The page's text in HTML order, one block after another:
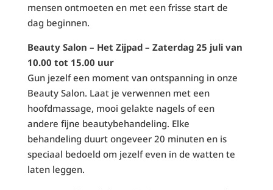
mensen ontmoeten en met een frisse start de
dag beginnen.
Beauty Salon – Het Zijpad – Zaterdag 25 juli van
10.00 tot 15.00 uur
Gun jezelf een moment van ontspanning in onze
Beauty Salon. Laat je verwennen met een
hoofdmassage, mooi gelakte nagels of een
andere fijne beautybehandeling. Elke
behandeling duurt ongeveer 20 minuten en is
speciaal bedoeld om jezelf even in de watten te
laten leggen.